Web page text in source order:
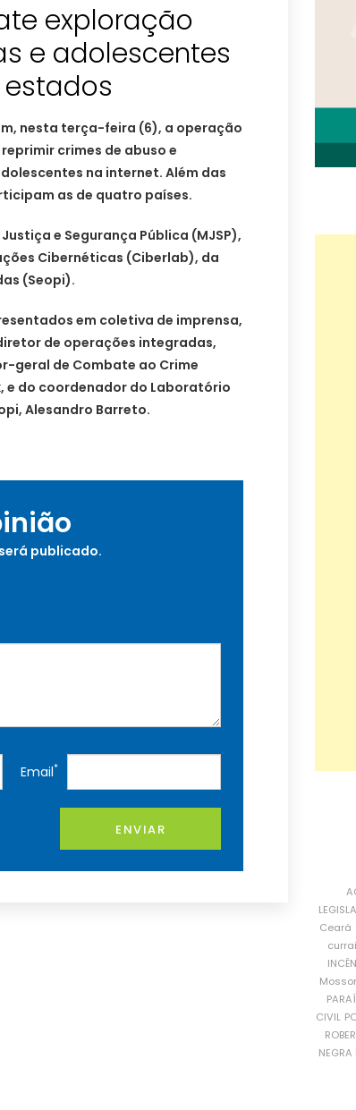
exploração
e adolescentes
estados
nesta terça-feira (6), a operação
crimes de abuso e
na internet. Além das
as de quatro países.
e Segurança Pública (MJSP),
Cibernéticas (Ciberlab), da
(Seopi).
em coletiva de imprensa,
de operações integradas,
geral de Combate ao Crime
e do coordenador do Laboratório
Alesandro Barreto.
publicado.
Email*
ENVIAR
Ceará
CIVIL
NEGRA